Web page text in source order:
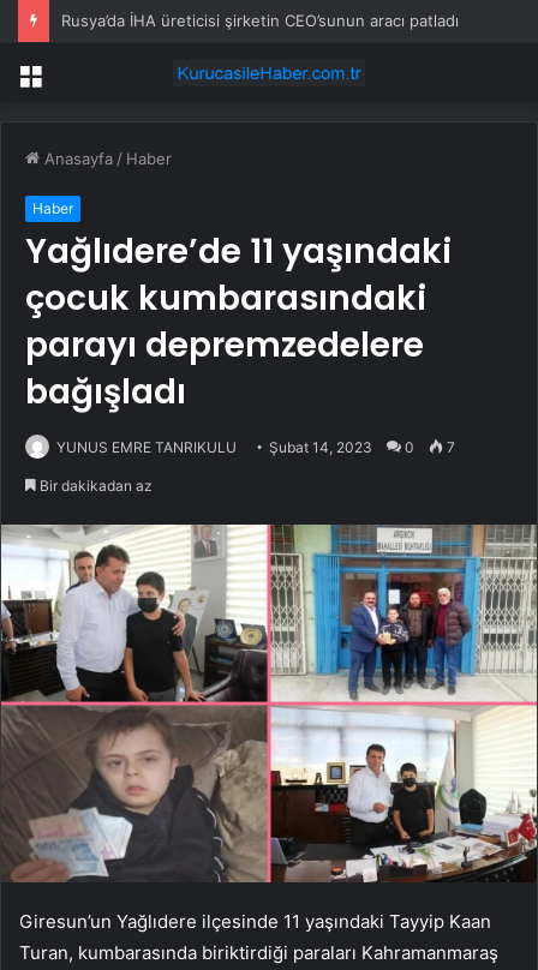
Rusya’da İHA üreticisi şirketin CEO’sunun aracı patladı
Menü
Anasayfa / Haber
Haber
Yağlıdere’de 11 yaşındaki
çocuk kumbarasındaki
parayı depremzedelere
bağışladı
YUNUS EMRE TANRIKULU Şubat 14, 2023 0 7
Bir dakikadan az
Giresun’un Yağlıdere ilçesinde 11 yaşındaki Tayyip Kaan
Turan, kumbarasında biriktirdiği paraları Kahramanmaraş